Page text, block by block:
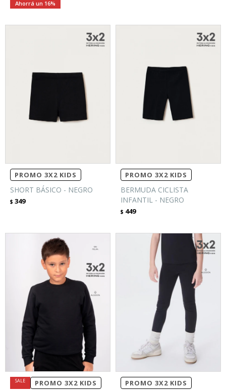
16
PROMO 3X2 KIDS
SHORT BÁSICO - NEGRO
$ 349
PROMO 3X2 KIDS
BERMUDA CICLISTA
INFANTIL - NEGRO
$ 449
PROMO 3X2 KIDS PROMO 3X2 KIDS